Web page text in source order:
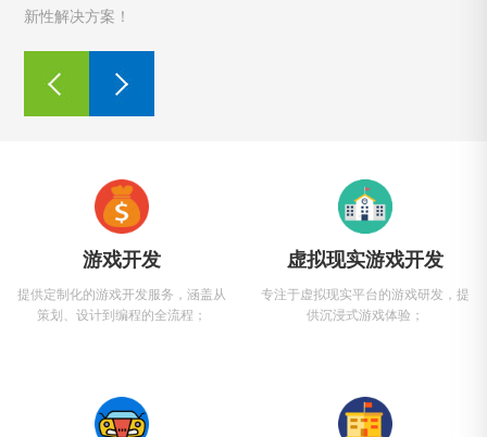
新性解决方案！
游戏开发
提供定制化的游戏开发服务，涵盖从
策划、设计到编程的全流程；
虚拟现实游戏开发
专注于虚拟现实平台的游戏研发，提
供沉浸式游戏体验；